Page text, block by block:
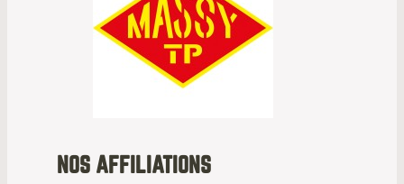
NOS AFFILIATIONS